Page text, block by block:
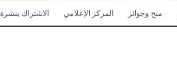
الاشتراك بنشرة AMO المركز الإعلامي منح وجوائز